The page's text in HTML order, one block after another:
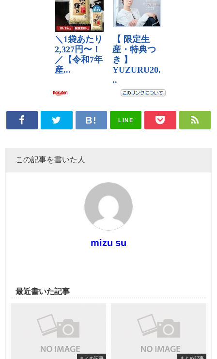
LINE
この記事を書いた人
mizu su
最近書いた記事
まとめ記事 まとめ記事